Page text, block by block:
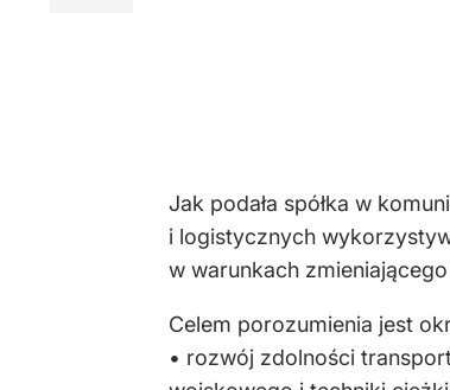
Jak podała spółka w
i logistycznych
w warunkach
Celem porozumienia jest
• rozwój zdolności